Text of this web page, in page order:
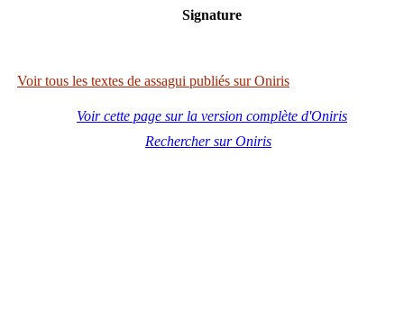
Signature
Voir tous les textes de assagui publiés sur Oniris
Voir cette page sur la version complète d'Oniris
Rechercher sur Oniris